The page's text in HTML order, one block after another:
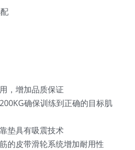
，增加品质保证
确保训练到正确的目标肌
垫具有吸震技术
的皮带滑轮系统增加耐用性